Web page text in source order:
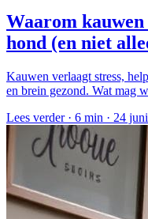
Waarom kauwen
hond (en niet
Kauwen verlaagt stress,
en brein gezond. Wat mag
Lees verder · 6 min · 24